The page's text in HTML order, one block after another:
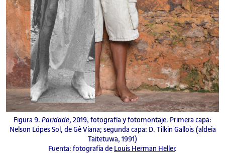
Figura 9. Paridade, 2019, fotografía y fotomontaje. Primera capa:
Nelson Lópes Sol, de Gê Viana; segunda capa: D. Tilkin Gallois (aldeia
Taitetuwa, 1991)
Fuenta: fotografía de Louis Herman Heller.